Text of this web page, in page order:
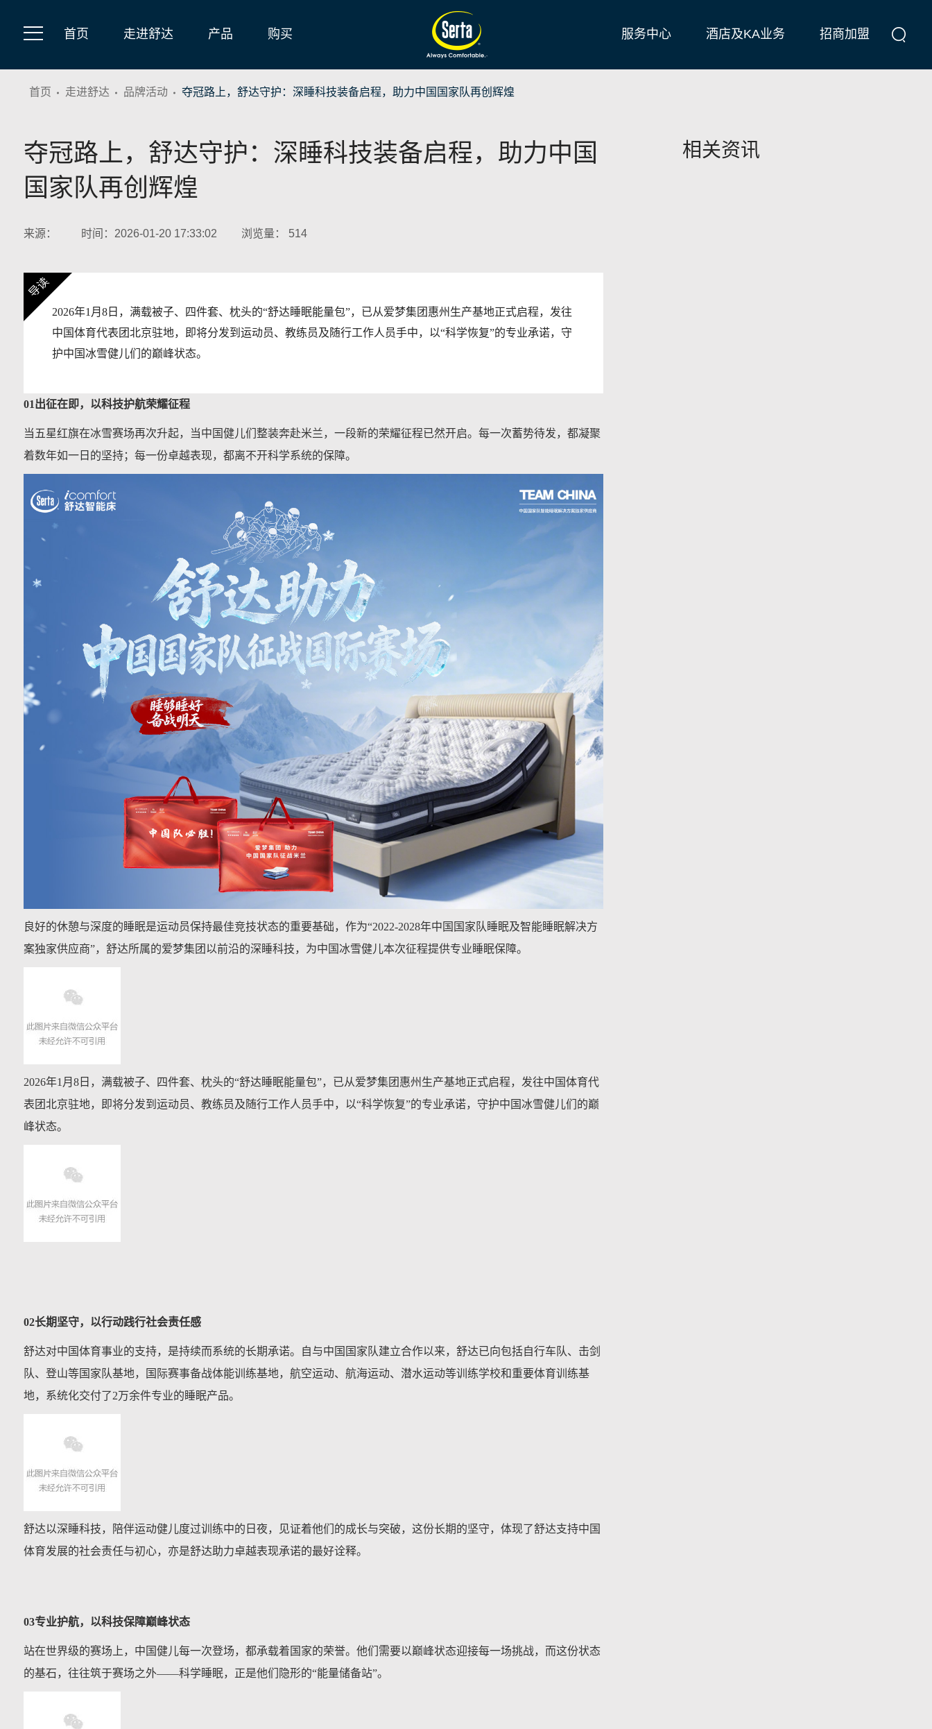
首页 走进舒达 产品 购买 服务中心 酒店及KA业务 招商加盟
首页 走进舒达 品牌活动 夺冠路上，舒达守护：深睡科技装备启程，助力中国国家队再创辉煌
夺冠路上，舒达守护：深睡科技装备启程，助力中国
国家队再创辉煌
来源： 时间：2026-01-20 17:33:02 浏览量： 514
2026年1月8日，满载被子、四件套、枕头的“舒达睡眠能量包”，已从爱梦集团惠州生产基地正式启程，发往
中国体育代表团北京驻地，即将分发到运动员、教练员及随行工作人员手中，以“科学恢复”的专业承诺，守
护中国冰雪健儿们的巅峰状态。
01出征在即，以科技护航荣耀征程
当五星红旗在冰雪赛场再次升起，当中国健儿们整装奔赴米兰，一段新的荣耀征程已然开启。每一次蓄势待发，都凝聚
着数年如一日的坚持；每一份卓越表现，都离不开科学系统的保障。
良好的休憩与深度的睡眠是运动员保持最佳竞技状态的重要基础，作为“2022-2028年中国国家队睡眠及智能睡眠解决方
案独家供应商”，舒达所属的爱梦集团以前沿的深睡科技，为中国冰雪健儿本次征程提供专业睡眠保障。
2026年1月8日，满载被子、四件套、枕头的“舒达睡眠能量包”，已从爱梦集团惠州生产基地正式启程，发往中国体育代
表团北京驻地，即将分发到运动员、教练员及随行工作人员手中，以“科学恢复”的专业承诺，守护中国冰雪健儿们的巅
峰状态。
02长期坚守，以行动践行社会责任感
舒达对中国体育事业的支持，是持续而系统的长期承诺。自与中国国家队建立合作以来，舒达已向包括自行车队、击剑
队、登山等国家队基地，国际赛事备战体能训练基地，航空运动、航海运动、潜水运动等训练学校和重要体育训练基
地，系统化交付了2万余件专业的睡眠产品。
舒达以深睡科技，陪伴运动健儿度过训练中的日夜，见证着他们的成长与突破，这份长期的坚守，体现了舒达支持中国
体育发展的社会责任与初心，亦是舒达助力卓越表现承诺的最好诠释。
03专业护航，以科技保障巅峰状态
站在世界级的赛场上，中国健儿每一次登场，都承载着国家的荣誉。他们需要以巅峰状态迎接每一场挑战，而这份状态
的基石，往往筑于赛场之外——科学睡眠，正是他们隐形的“能量储备站”。
相关资讯